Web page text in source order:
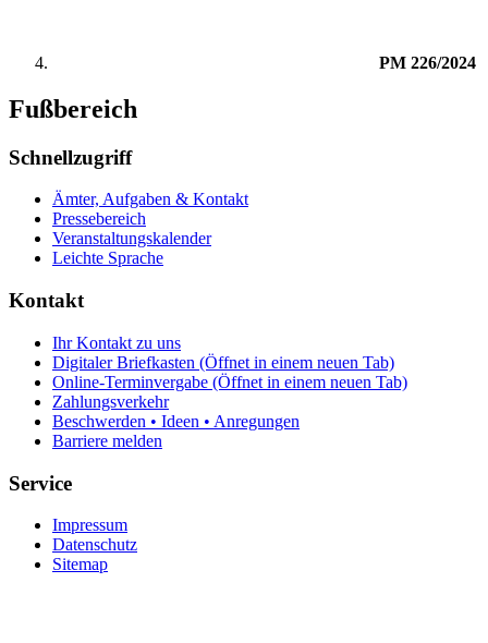
PM 226/2024
Fußbereich
Schnellzugriff
Ämter, Aufgaben & Kontakt
Pressebereich
Veranstaltungskalender
Leichte Sprache
Kontakt
Ihr Kontakt zu uns
Digitaler Briefkasten (Öffnet in einem neuen Tab)
Online-Terminvergabe (Öffnet in einem neuen Tab)
Zahlungsverkehr
Beschwerden • Ideen • Anregungen
Barriere melden
Service
Impressum
Datenschutz
Sitemap